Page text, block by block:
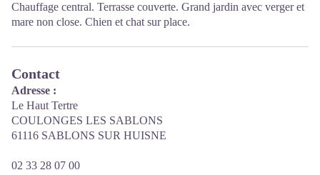
Chauffage central. Terrasse couverte. Grand jardin avec verger et
mare non close. Chien et chat sur place.
Contact
Adresse :
Le Haut Tertre
COULONGES LES SABLONS
61116 SABLONS SUR HUISNE
02 33 28 07 00